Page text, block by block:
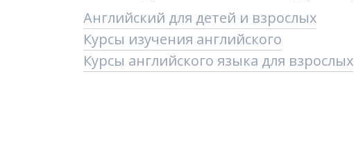
Английский для детей и взрослых
Курсы изучения английского
Курсы английского языка для взрослых